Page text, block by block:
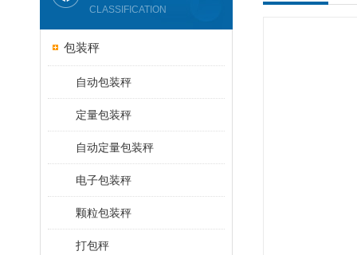
CLASSIFICATION
包装秤
自动包装秤
定量包装秤
自动定量包装秤
电子包装秤
颗粒包装秤
打包秤